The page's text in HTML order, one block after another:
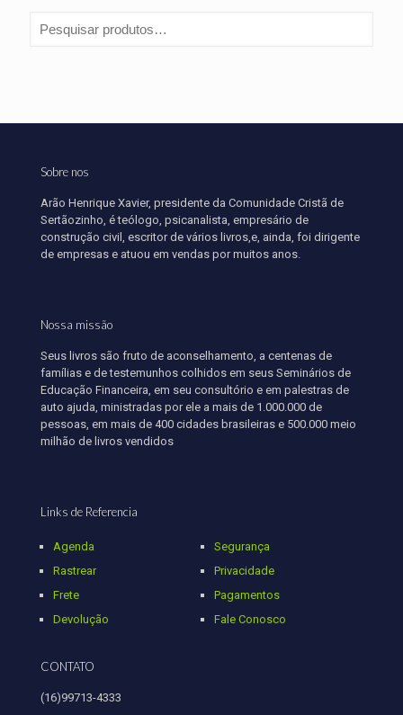
Sobre nos
Arão Henrique Xavier, presidente da Comunidade Cristã de
Sertãozinho, é teólogo, psicanalista, empresário de
construção civil, escritor de vários livros,e, ainda, foi dirigente
de empresas e atuou em vendas por muitos anos.
Nossa missão
Seus livros são fruto de aconselhamento, a centenas de
famílias e de testemunhos colhidos em seus Seminários de
Educação Financeira, em seu consultório e em palestras de
auto ajuda, ministradas por ele a mais de 1.000.000 de
pessoas, em mais de 400 cidades brasileiras e 500.000 meio
milhão de livros vendidos
Links de Referencia
Agenda
Rastrear
Frete
Devolução
Segurança
Privacidade
Pagamentos
Fale Conosco
CONTATO
(16)99713-4333